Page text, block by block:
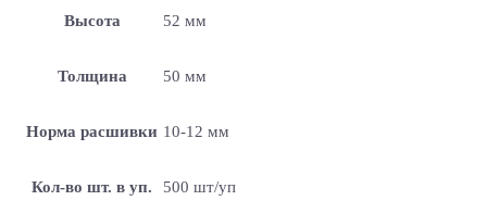
Высота 52 мм
Толщина 50 мм
Норма расшивки 10-12 мм
Кол-во шт. в уп. 500 шт/уп